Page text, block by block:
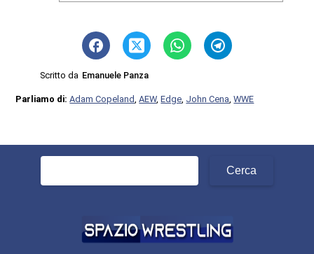
Scritto da Emanuele Panza
Parliamo di:Adam Copeland ,AEW,Edge John Cena ,WWE